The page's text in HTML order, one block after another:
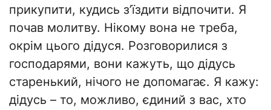
прикупити, кудись з’їздити відпочити. Я
почав молитву. Нікому вона не треба,
окрім цього дідуся. Розговорилися з
господарями, вони кажуть, що дідусь
старенький, нічого не допомагає. Я кажу:
дідусь – то, можливо, єдиний з вас, хто